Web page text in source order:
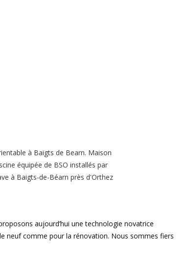
aujourd’hui une technologie novatrice
neuf comme pour la rénovation. Nous sommes fiers